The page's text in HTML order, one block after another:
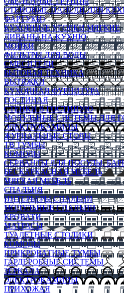
СТЕНОВЫЕ ПАНЕЛИ ДЛЯ
ФАРТУКИ)
КУХОННЫЕ УГОЛКИ МЯГКИЕ
ДИВАНЫ НА КУХНЮ
МОЙКИ
ФИЛЬТРЫ ДЛЯ ВОДЫ
СМЕСИТЕЛИ
БЫТОВАЯ ТЕХНИКА
ВЫТЯЖКИ
КУХОННАЯ ФУРНИТУРА
ГОСТИНАЯ
СТЕНКИ В ГОСТИНУЮ
МОДУЛЬНЫЕ СИСТЕМЫ ДЛЯ
ЭЛЕКТРОКАМИНЫ
ЖУРНАЛЬНЫЕ СТОЛЫ
ТВ ТУМБЫ
КОМОДЫ
СЕРВАНТЫ ДЛЯ ПОСУДЫ,
БЕСКАРКАСНАЯ МЕБЕЛЬ
МЯГКАЯ МЕБЕЛЬ
СПАЛЬНЯ
ИНТЕРЬЕРЫ СПАЛЬНИ
МОДУЛЬНЫЕ СПАЛЬНИ
КРОВАТИ
МАТРАСЫ
ТУАЛЕТНЫЕ СТОЛИКИ
КОМОДЫ
ПРИКРОВАТНЫЕ ТУМБЫ
ГАРДЕРОБНЫЕ СИСТЕМЫ
ЗЕРКАЛА
ЭЛЕКТРОКАМИНЫ
ПРИХОЖАЯ